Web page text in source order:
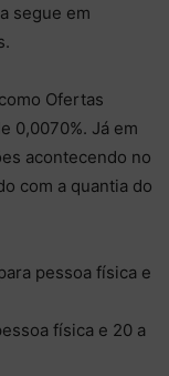
segue em
Ofertas
0,0070%. Já em
acontecendo no
com a quantia do
pessoa física e
física e 20 a